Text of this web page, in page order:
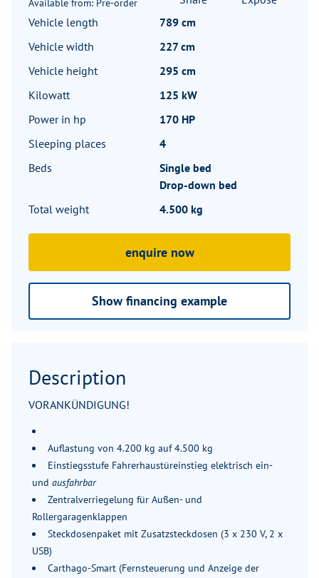
Available from: Pre-order
Vehicle length
789 cm
Vehicle width
227 cm
Vehicle height
295 cm
Kilowatt
125 kW
Power in hp
170 HP
Sleeping places
4
Beds
Single bed
Drop-down bed
Total weight
4.500 kg
enquire now
Show financing example
Description
VORANKÜNDIGUNG!
Auflastung von 4.200 kg auf 4.500 kg
Einstiegsstufe Fahrerhaustüreinstieg elektrisch ein-
und ausfahrbar
Zentralverriegelung für Außen- und
Rollergaragenklappen
Steckdosenpaket mit Zusatzsteckdosen (3 x 230 V, 2 x
USB)
Carthago-Smart (Fernsteuerung und Anzeige der